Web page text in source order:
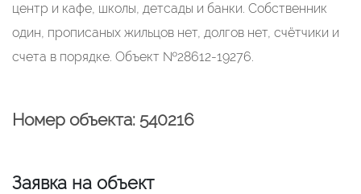
центр и кафе, школы, детсады и банки. Собственник
один, прописаных жильцов нет, долгов нет, счётчики и
счета в порядке. Объект №28612-19276.
Номер объекта: 540216
Заявка на объект